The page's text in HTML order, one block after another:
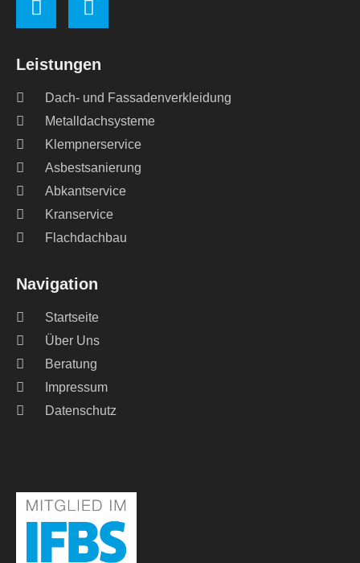
Navigation
Startseite
Über Uns
Beratung
Impressum
Datenschutz
Leistungen
Dach- und Fassadenverkleidung
Metalldachsysteme
Klempnerservice
Asbestsanierung
Abkantservice
Kranservice
Flachdachbau